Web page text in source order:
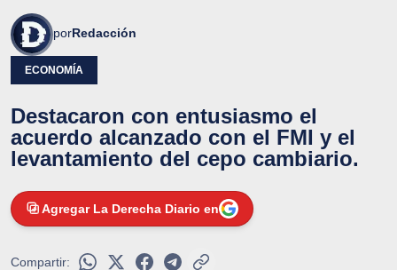
porRedacción
ECONOMÍA
Destacaron con entusiasmo el
acuerdo alcanzado con el FMI y el
levantamiento del cepo cambiario.
Agregar La Derecha Diario en
Compartir: